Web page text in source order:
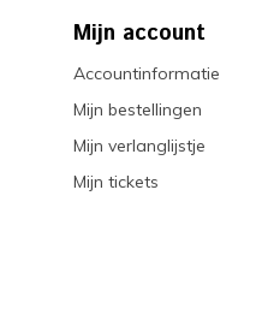
Mijn account
Accountinformatie
Mijn bestellingen
Mijn verlanglijstje
Mijn tickets